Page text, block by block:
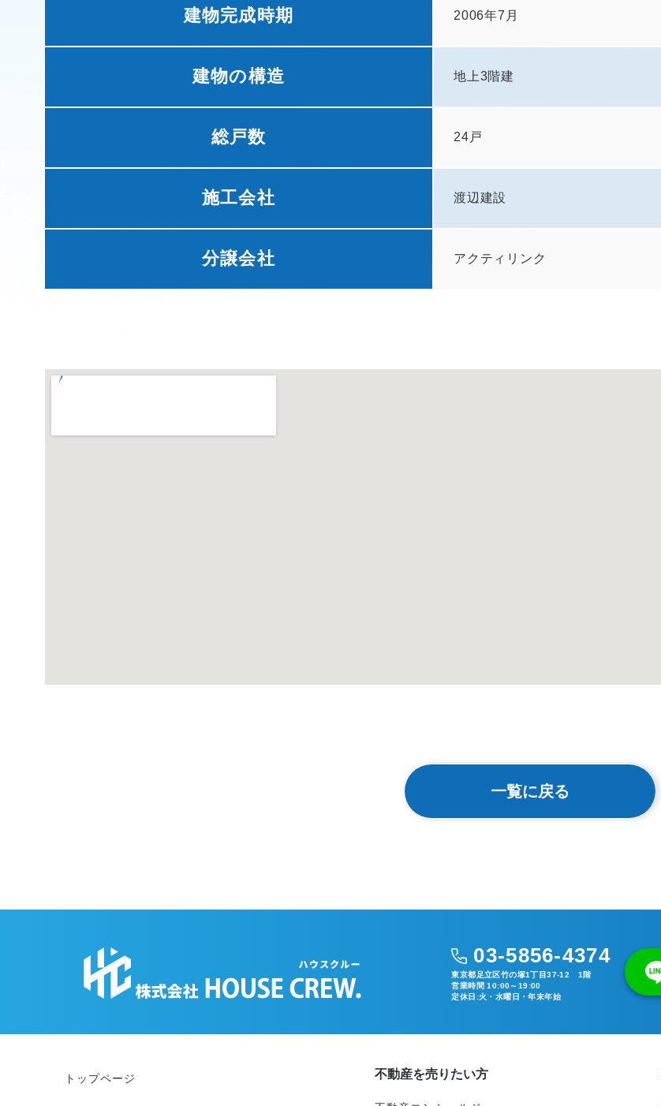
建物完成時期 2006年7月
建物の構造 地上3階建
総戸数 24戸
施工会社 渡辺建設
分譲会社 アクティリンク
一覧に戻る
03-5856-4374
東京都足立区竹の塚1丁目37-12 1階
営業時間 10:00～19:00
定休日:火・水曜日・年末年始
トップページ 不動産を売りたい方